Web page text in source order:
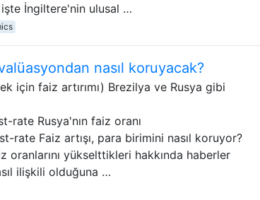
İngiltere'nin ulusal …
nasıl koruyacak?
için faiz artırımı) Brezilya ve Rusya gibi
Rusya'nın faiz oranı
Faiz artışı, para birimini nasıl koruyor?
yükselttikleri hakkında haberler
ilişkili olduğuna …